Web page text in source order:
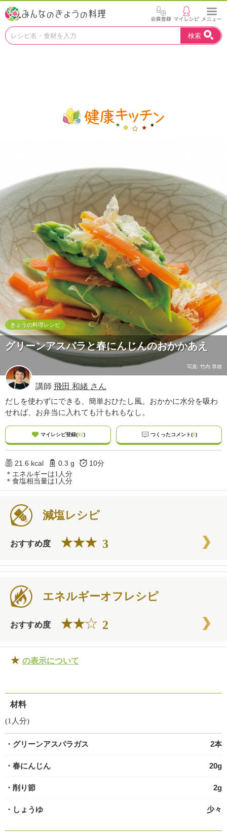
お
見
つ
N
H
K
エ
デ
ュ
ケ
ー
シ
ョ
ナ
ル
み
ん
な
の
き
ょ
う
料
理
検索
きょうの料理レシピ
グリーンアスパラと春にんじんのおかかあえ
写真: 竹内 章雄
講師 飛田 和緒 さん
だしを使わずにできる、簡単おひたし風。おかかに水分を吸わ
せれば、お弁当に入れても汁もれもなし。
マイレシピ登録(92) つくったコメント(0)
21.6 kcal 0.3 g 10分
＊エネルギーは1人分
＊食塩相当量は1人分
減塩レシピ
おすすめ度 3
エネルギーオフレシピ
おすすめ度 2
★ の表示について
材料
(1人分)
・グリーンアスパラガス 2本
・春にんじん 20g
・削り節 2g
・しょうゆ 少々